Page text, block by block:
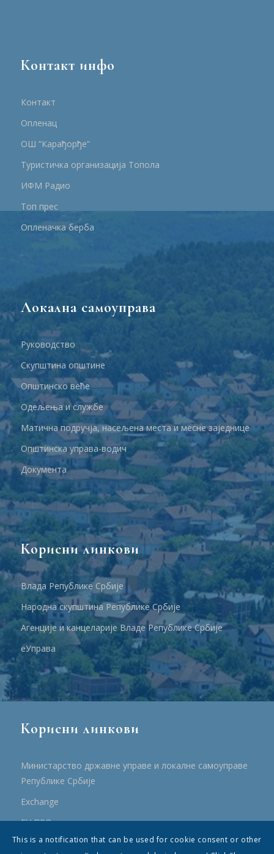
Контакт инфо
Контакт
Опленац
ОШ “Карађорђе”
Туристичка организација Топола
ИФМ Радио
Топ прес
Опленачка берба
Локална самоуправа
Руководство
Скупштина општине
Општинско веће
Одељења и службе
Матична подручја, насељена места и месне заједнице
Општинска управа-водич
Документа
Корисни линкови
Влада Републике Србије
Народна скупштина Републике Србије
Агенције и канцеларије Владе Републике Србије
еУправа
Корисни линкови
Министарство државне управе и локалне самоуправе
Републике Србије
Еxchange
ЕУ ПРО
ПРРР
This is a notification that can be used for cookie consent or other